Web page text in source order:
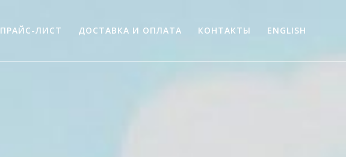
ПРАЙС-ЛИСТ ДОСТАВКА И ОПЛАТА КОНТАКТЫ ENGLISH